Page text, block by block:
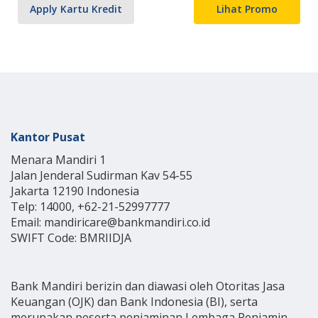
Apply Kartu Kredit Lihat Promo
Kantor Pusat
Menara Mandiri 1
Jalan Jenderal Sudirman Kav 54-55
Jakarta 12190 Indonesia
Telp: 14000, +62-21-52997777
Email: mandiricare@bankmandiri.co.id
SWIFT Code: BMRIIDJA
Bank Mandiri berizin dan diawasi oleh Otoritas Jasa
Keuangan (OJK) dan Bank Indonesia (BI), serta